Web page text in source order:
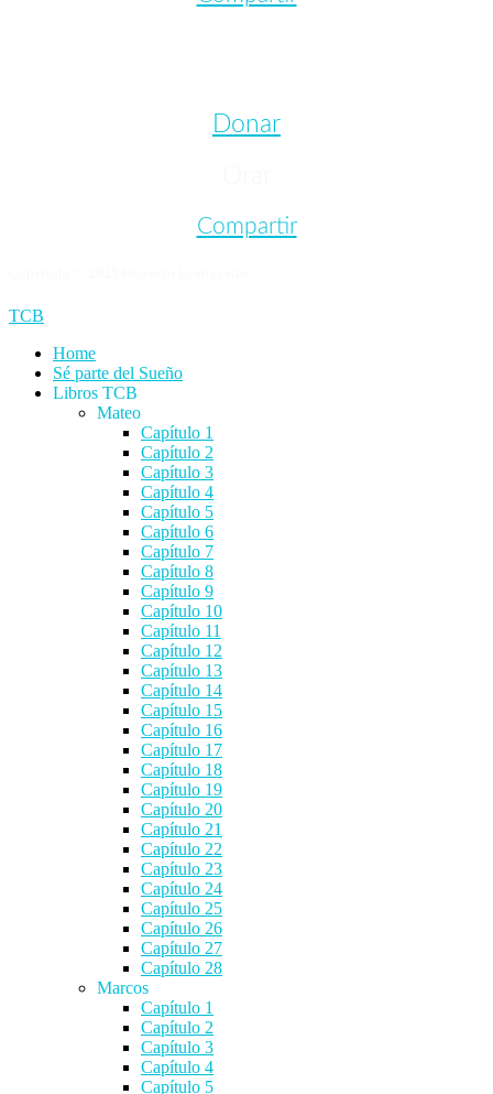
Donar
Compartir
TCB
Home
Sé parte del Sueño
Libros TCB
Mateo
Capítulo 1
Capítulo 2
Capítulo 3
Capítulo 4
Capítulo 5
Capítulo 6
Capítulo 7
Capítulo 8
Capítulo 9
Capítulo 10
Capítulo 11
Capítulo 12
Capítulo 13
Capítulo 14
Capítulo 15
Capítulo 16
Capítulo 17
Capítulo 18
Capítulo 19
Capítulo 20
Capítulo 21
Capítulo 22
Capítulo 23
Capítulo 24
Capítulo 25
Capítulo 26
Capítulo 27
Capítulo 28
Marcos
Capítulo 1
Capítulo 2
Capítulo 3
Capítulo 4
Capítulo 5